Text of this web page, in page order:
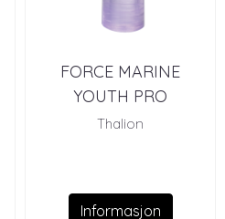
FORCE MARINE
YOUTH PRO
Thalion
Informasjon